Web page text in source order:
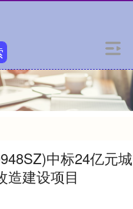
中标24亿元城
造建设项目